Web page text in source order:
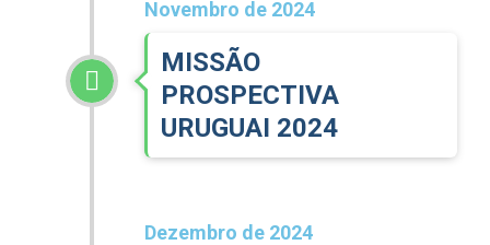
Novembro de 2024
MISSÃO
PROSPECTIVA
URUGUAI 2024
Dezembro de 2024